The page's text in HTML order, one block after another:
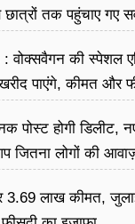
तक पहुंचाए गए
वोक्सवैगन की स्पेशल
पाएंगे, कीमत और
पोस्ट होगी डिलीट,
जितना लोगों की
3.69 लाख कीमत,